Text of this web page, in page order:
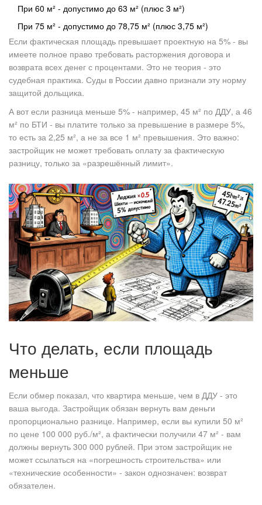
При 60 м² - допустимо до 63 м² (плюс 3 м²)
При 75 м² - допустимо до 78,75 м² (плюс 3,75 м²)
Если фактическая площадь превышает проектную на 5% - вы
имеете полное право требовать расторжения договора и
возврата всех денег с процентами. Это не теория - это
судебная практика. Суды в России давно признали эту норму
защитой дольщика.
А вот если разница меньше 5% - например, 45 м² по ДДУ, а 46
м² по БТИ - вы платите только за превышение в размере 5%,
то есть за 2,25 м², а не за все 1 м² превышения. Это важно:
застройщик не может требовать оплату за фактическую
разницу, только за «разрешённый лимит».
Что делать, если площадь
меньше
Если обмер показал, что квартира меньше, чем в ДДУ - это
ваша выгода. Застройщик обязан вернуть вам деньги
пропорционально разнице. Например, если вы купили 50 м²
по цене 100 000 руб./м², а фактически получили 47 м² - вам
должны вернуть 300 000 рублей. При этом застройщик не
может ссылаться на «погрешность строительства» или
«технические особенности» - закон однозначен: возврат
обязателен.